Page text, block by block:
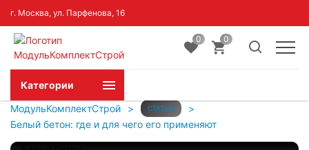
г. Москва, ул. Парфенова, 16
0 0
Категории
МодульКомплектСтрой
> СТАТЬИ
>
Белый бетон: где и для чего его применяют